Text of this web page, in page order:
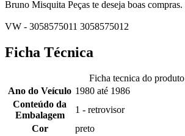
Bruno Misquita Peças te deseja boas compras.
VW - 3058575011 3058575012
Ficha Técnica
Ficha tecnica do produto
Ano do Veículo 1980 até 1986
Conteúdo da
Embalagem
1 - retrovisor
Cor
preto